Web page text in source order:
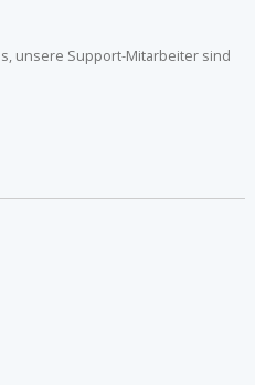
unsere Support-Mitarbeiter sind